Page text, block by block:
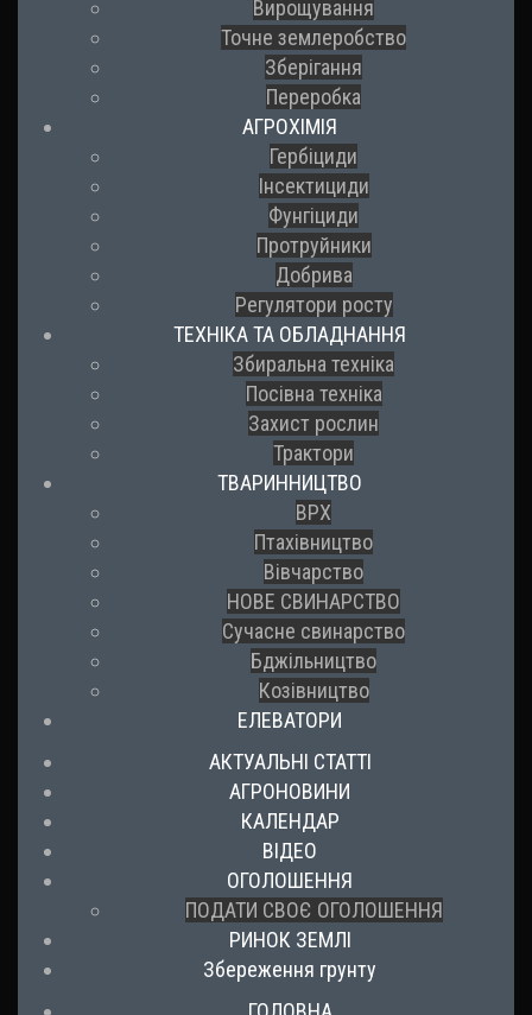
Вирощування
Точне землеробство
Зберігання
Переробка
АГРОХІМІЯ
Гербіциди
Інсектициди
Фунгіциди
Протруйники
Добрива
Регулятори росту
ТЕХНІКА ТА ОБЛАДНАННЯ
Збиральна техніка
Посівна техніка
Захист рослин
Трактори
ТВАРИННИЦТВО
ВРХ
Птахівництво
Вівчарство
НОВЕ СВИНАРСТВО
Сучасне свинарство
Бджільництво
Козівництво
ЕЛЕВАТОРИ
АКТУАЛЬНІ СТАТТІ
АГРОНОВИНИ
КАЛЕНДАР
ВІДЕО
ОГОЛОШЕННЯ
ПОДАТИ СВОЄ ОГОЛОШЕННЯ
РИНОК ЗЕМЛІ
Збереження грунту